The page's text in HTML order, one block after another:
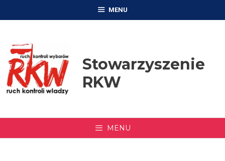
MENU
Stowarzyszenie
RKW
MENU